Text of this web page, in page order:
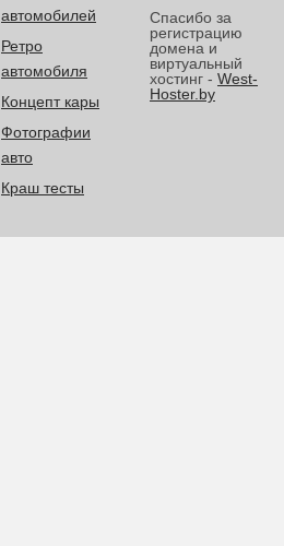
автомобилей
Ретро
автомобиля
Концепт кары
Фотографии
авто
Краш тесты
Спасибо за
регистрацию
домена и
виртуальный
хостинг - West-
Hoster.by